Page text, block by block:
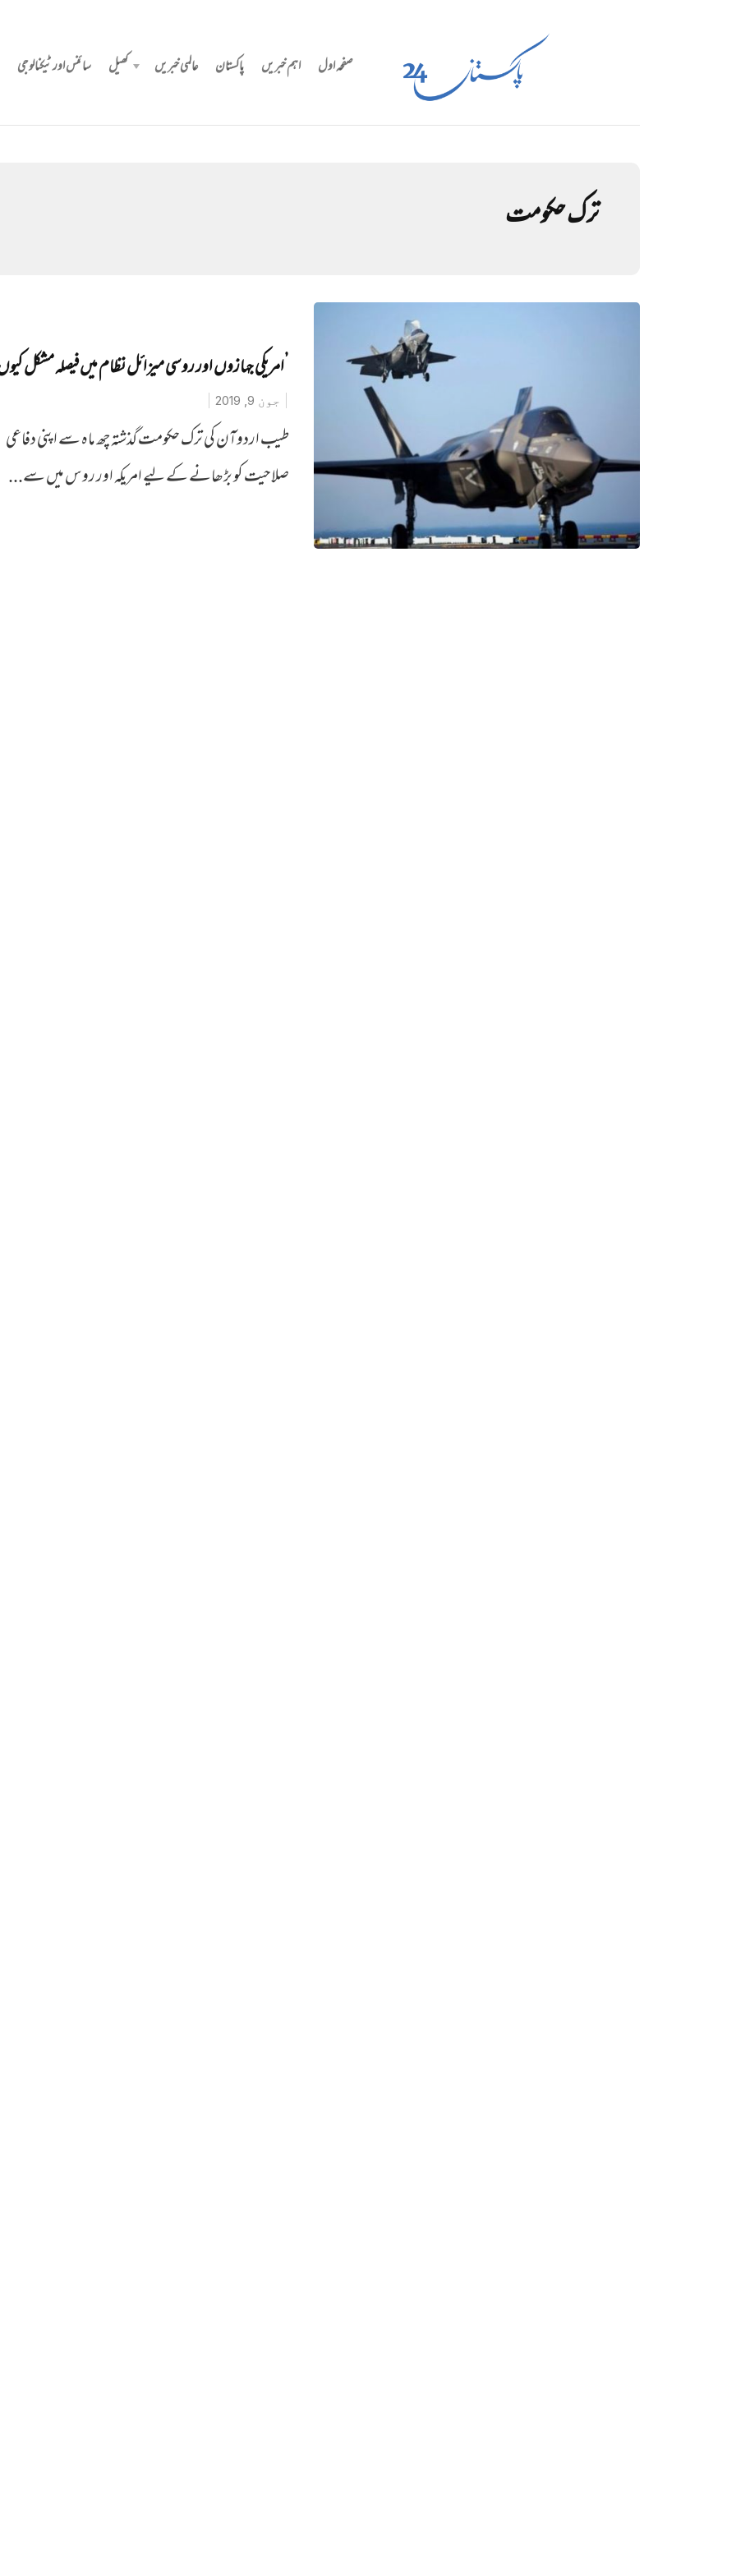
صفحہ اول اہم خبریں پاکستان عالمی خبریں کھیل سائنس اور ٹیکنالوجی
ترک حکومت
’امریکی جہازوں اور روسی میزائل نظام میں فیصلہ مشکل
جون 9, 2019
طیب اردوآن کی ترک حکومت گذشتہ چھ ماہ سے اپنی دفاعی
صلاحیت کو بڑھانے کے لیے امریکہ اور روس میں سے...